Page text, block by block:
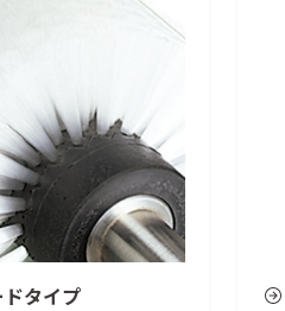
タイプ